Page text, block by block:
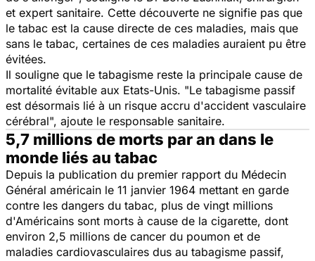
et expert sanitaire. Cette découverte ne signifie pas que
le tabac est la cause directe de ces maladies, mais que
sans le tabac, certaines de ces maladies auraient pu être
évitées.
Il souligne que le tabagisme reste la principale cause de
mortalité évitable aux Etats-Unis. "Le tabagisme passif
est désormais lié à un risque accru d'accident vasculaire
cérébral", ajoute le responsable sanitaire.
5,7 millions de morts par an dans le
monde liés au tabac
Depuis la publication du premier rapport du Médecin
Général américain le 11 janvier 1964 mettant en garde
contre les dangers du tabac, plus de vingt millions
d'Américains sont morts à cause de la cigarette, dont
environ 2,5 millions de cancer du poumon et de
maladies cardiovasculaires dus au tabagisme passif,